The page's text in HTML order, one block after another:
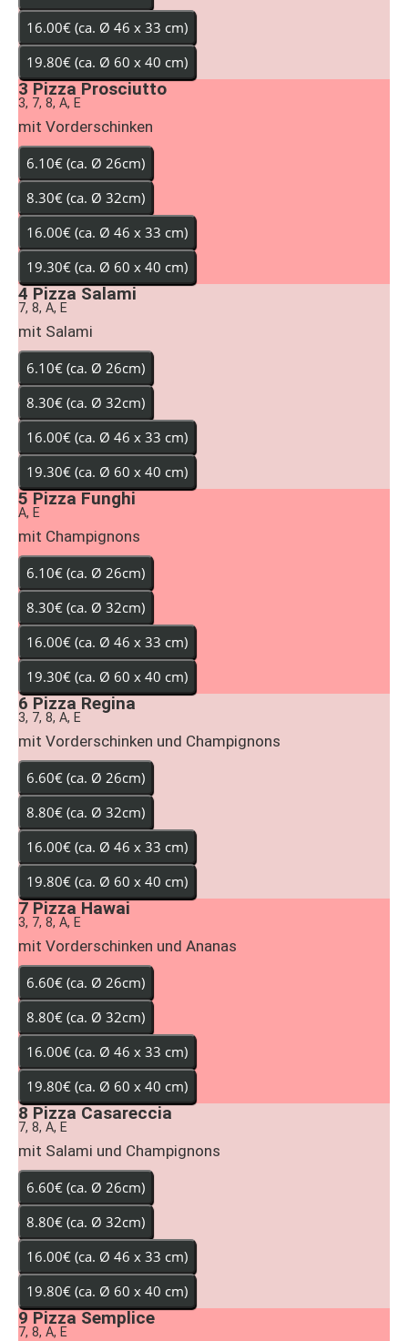
3Pizza Prosciutto
3, 7, 8, A, E
mit Vorderschinken
4Pizza Salami
7, 8, A, E
mit Salami
5Pizza Funghi
A, E
mit Champignons
6Pizza Regina
3, 7, 8, A, E
mit Vorderschinken und Champignons
7Pizza Hawai
3, 7, 8, A, E
mit Vorderschinken und Ananas
8Pizza Casareccia
7, 8, A, E
mit Salami und Champignons
9Pizza Semplice
7, 8, A, E